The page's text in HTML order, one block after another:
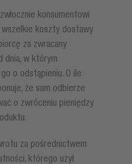
konsumentowi
wszelkie koszty dostawy
za zwracany
dnia, w którym
o odstąpieniu. O ile
że sam odbierze
o zwróceniu pieniędzy
za pośrednictwem
którego użył